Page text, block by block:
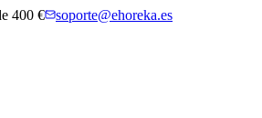
400 € soporte@ehoreka.es